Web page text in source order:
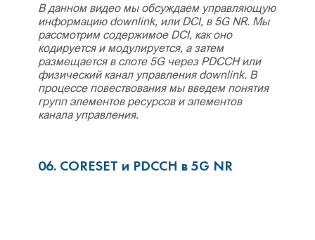
В данном видео мы обсуждаем управляющую
информацию downlink, или DCI, в 5G NR. Мы
рассмотрим содержимое DCI, как оно
кодируется и модулируется, а затем
размещается в слоте 5G через PDCCH или
физический канал управления downlink. В
процессе повествования мы введем понятия
групп элементов ресурсов и элементов
канала управления.
06. CORESET и PDCCH в 5G NR